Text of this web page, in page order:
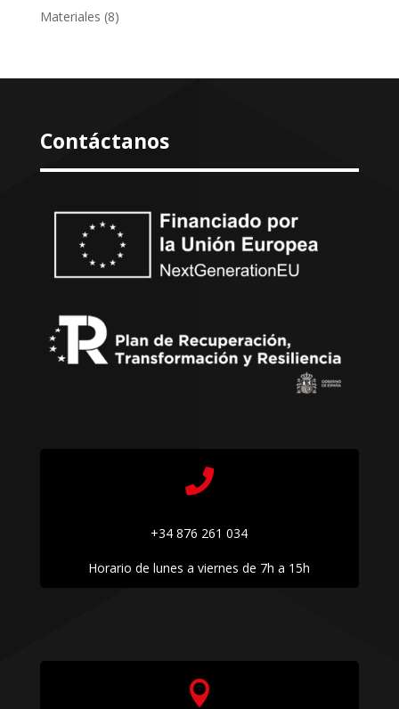
Materiales 88
Contáctanos

+34 876 261 034
Horario de lunes a viernes de 7h a 15h
